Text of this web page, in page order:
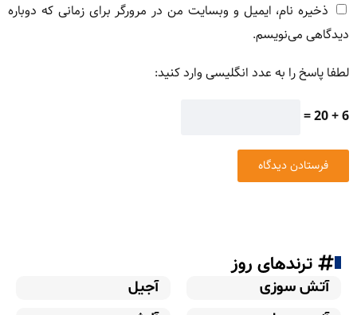
ذخیره نام، ایمیل و وبسایت من در مرورگر برای زمانی که دوباره
دیدگاهی می‌نویسم.
لطفا پاسخ را به عدد انگلیسی وارد کنید:
6 + 20 =
ترندهای روز
آتش سوزی
آجیل